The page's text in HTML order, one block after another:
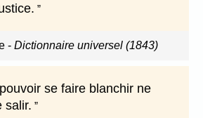
- Dictionnaire universel (1843)
se faire blanchir ne
salir.